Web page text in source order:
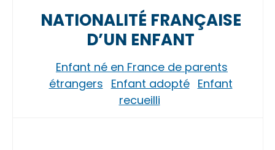
NATIONALITÉ FRANÇAISE
D’UN ENFANT
Enfant né en France de parents
étrangers Enfant adopté Enfant
recueilli